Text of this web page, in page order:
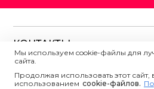
КОНТАКТЫ
8 (800) 333-87-72
Напишите нам
ПОЛЕЗНАЯ ИНФОРМАЦИЯ
Мы используем cookie-файлы для
сайта.
Продолжая использовать этот сайт,
использованием сookie-файлов.